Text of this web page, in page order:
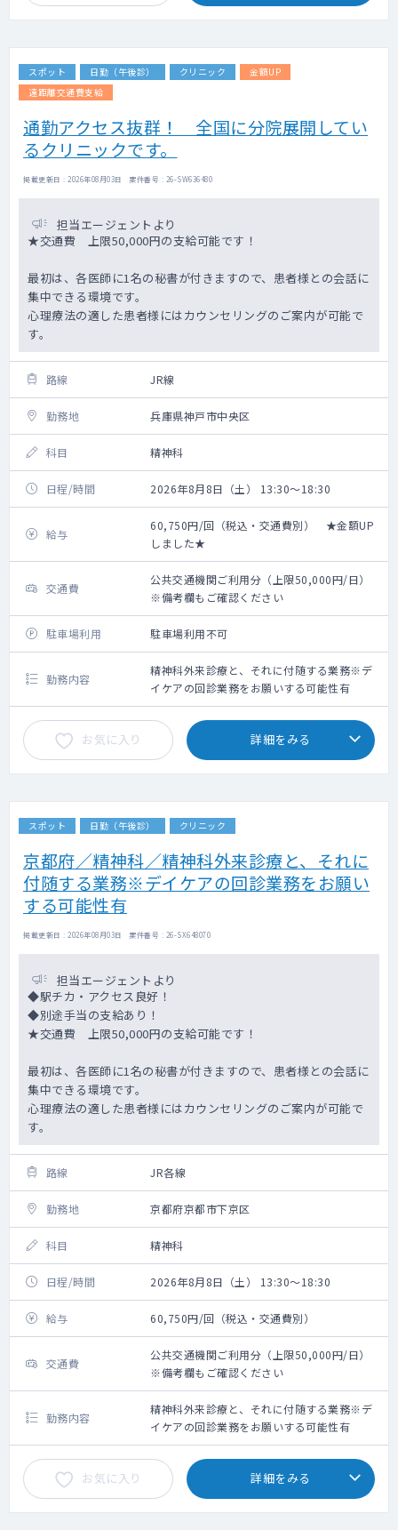
スポット 日勤（午後診） クリニック
金額UP
遠距離交通費支給
通勤アクセス抜群！ 全国に分院展開してい
るクリニックです。
掲載更新日 : 2026年08月03日 案件番号 : 26-SW636480
担当エージェントより
★交通費 上限50,000円の支給可能です！
最初は、各医師に1名の秘書が付きますので、患者様との会話に
集中できる環境です。
心理療法の適した患者様にはカウンセリングのご案内が可能で
す。
路線 JR線
勤務地 兵庫県神戸市中央区
科目 精神科
日程/時間 2026年8月8日（土） 13:30～18:30
給与
60,750円/回（税込・交通費別） ★金額UP
しました★
交通費
公共交通機関ご利用分（上限50,000円/日）
※備考欄もご確認ください
駐車場利用 駐車場利用不可
勤務内容
精神科外来診療と、それに付随する業務※デ
イケアの回診業務をお願いする可能性有
お気に入り 詳細をみる
スポット 日勤（午後診） クリニック
京都府／精神科／精神科外来診療と、それに
付随する業務※デイケアの回診業務をお願い
する可能性有
掲載更新日 : 2026年08月03日 案件番号 : 26-SX648070
担当エージェントより
◆駅チカ・アクセス良好！
◆別途手当の支給あり！
★交通費 上限50,000円の支給可能です！
最初は、各医師に1名の秘書が付きますので、患者様との会話に
集中できる環境です。
心理療法の適した患者様にはカウンセリングのご案内が可能で
す。
路線 JR各線
勤務地 京都府京都市下京区
科目 精神科
日程/時間 2026年8月8日（土） 13:30～18:30
給与 60,750円/回（税込・交通費別）
交通費
公共交通機関ご利用分（上限50,000円/日）
※備考欄もご確認ください
勤務内容
精神科外来診療と、それに付随する業務※デ
イケアの回診業務をお願いする可能性有
お気に入り 詳細をみる